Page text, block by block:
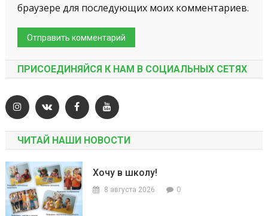
браузере для последующих моих комментариев.
ПРИСОЕДИНЯЙСЯ К НАМ В СОЦИАЛЬНЫХ СЕТЯХ
ЧИТАЙ НАШИ НОВОСТИ
Хочу в школу!
8 августа 2026 0